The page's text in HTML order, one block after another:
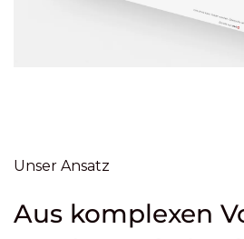
Unser Ansatz
Aus komplexen